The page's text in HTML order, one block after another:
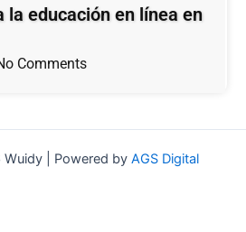
la educación en línea en
Comments
| Powered by AGS Digital